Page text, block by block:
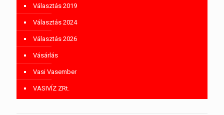
Választás 2019
Választás 2024
Választás 2026
Vásárlás
Vasi Vasember
VASIVÍZ ZRt.